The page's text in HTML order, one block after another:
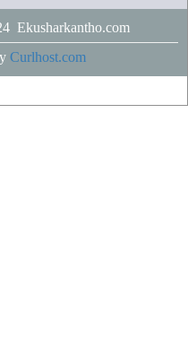
Ekusharkantho.com
Curlhost.com